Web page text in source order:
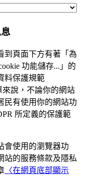
頁面下方有著「為
功能儲存...」的
料保護規範
來說，不論你的網站
民有使用你的網站功
所定義的保護範
使用的瀏覽器功
站的服務條款及隱私
〈在網頁底部顯示